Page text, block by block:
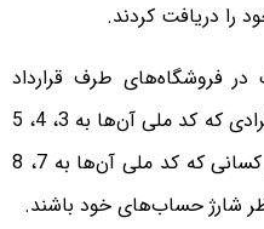
را دریافت کردند.
فروشگاه‌های طرف قرارداد
اتخاذ شده است. بر این اساس، افرادی که کد ملی آن‌ها به 3، 4، 5
و 6 ختم می‌شود باید تا 20 تیر و کسانی که کد ملی آن‌ها به 7، 8